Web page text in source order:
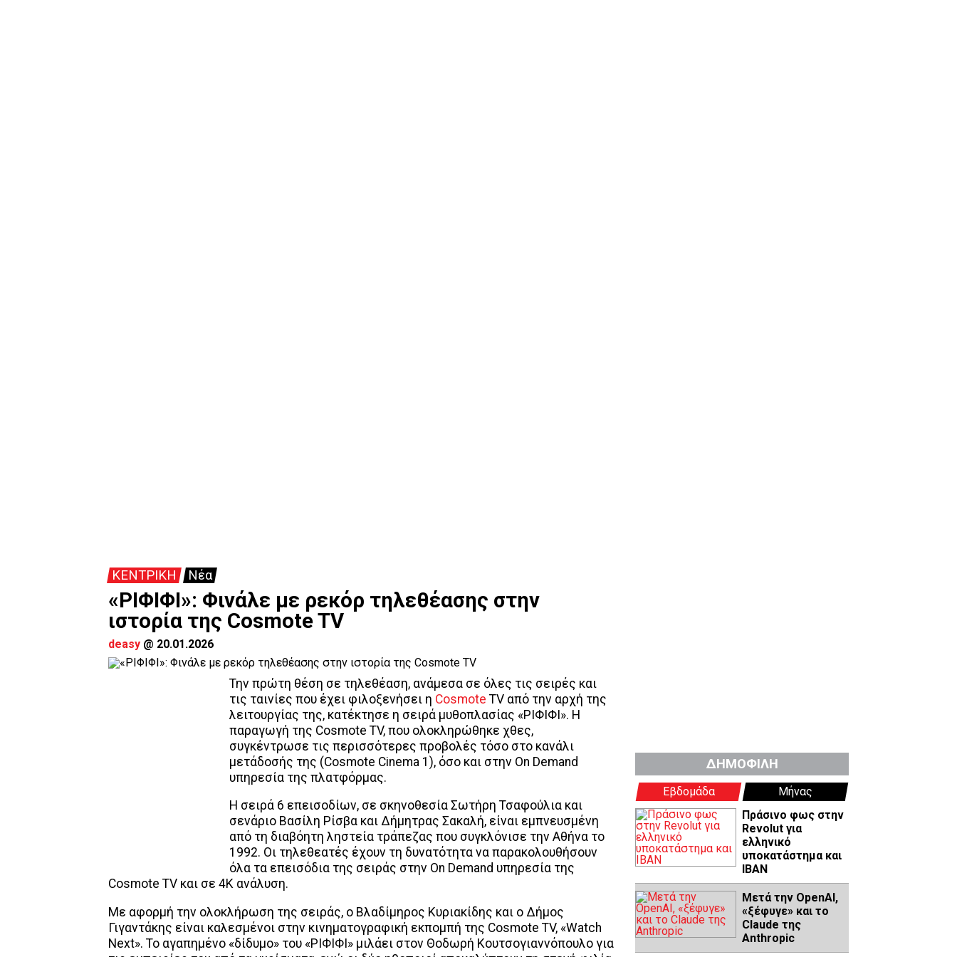
ΚΕΝΤΡΙΚΗ Νέα
«ΡΙΦΙΦΙ»: Φινάλε με ρεκόρ τηλεθέασης στην
ιστορία της Cosmote TV
deasy @ 20.01.2026
Την πρώτη θέση σε τηλεθέαση, ανάμεσα σε όλες τις σειρές και
τις ταινίες που έχει φιλοξενήσει η Cosmote TV από την αρχή της
λειτουργίας της, κατέκτησε η σειρά μυθοπλασίας «ΡΙΦΙΦΙ». Η
παραγωγή της Cosmote TV, που ολοκληρώθηκε χθες,
συγκέντρωσε τις περισσότερες προβολές τόσο στο κανάλι
μετάδοσής της (Cosmote Cinema 1), όσο και στην On Demand
υπηρεσία της πλατφόρμας.
Η σειρά 6 επεισοδίων, σε σκηνοθεσία Σωτήρη Τσαφούλια και
σενάριο Βασίλη Ρίσβα και Δήμητρας Σακαλή, είναι εμπνευσμένη
από τη διαβόητη ληστεία τράπεζας που συγκλόνισε την Αθήνα το
1992. Οι τηλεθεατές έχουν τη δυνατότητα να παρακολουθήσουν
όλα τα επεισόδια της σειράς στην On Demand υπηρεσία της
Cosmote TV και σε 4Κ ανάλυση.
Με αφορμή την ολοκλήρωση της σειράς, ο Βλαδίμηρος Κυριακίδης και ο Δήμος
Γιγαντάκης είναι καλεσμένοι στην κινηματογραφική εκπομπή της Cosmote TV, «Watch
Next». Το αγαπημένο «δίδυμο» του «ΡΙΦΙΦΙ» μιλάει στον Θοδωρή Κουτσογιαννόπουλο για
ΔΗΜΟΦΙΛΗ
Εβδομάδα
Μήνας
Πράσινο φως στην
Revolut για
ελληνικό
υποκατάστημα και
IBAN
Μετά την OpenAI,
«ξέφυγε» και το
Claude της
Anthropic